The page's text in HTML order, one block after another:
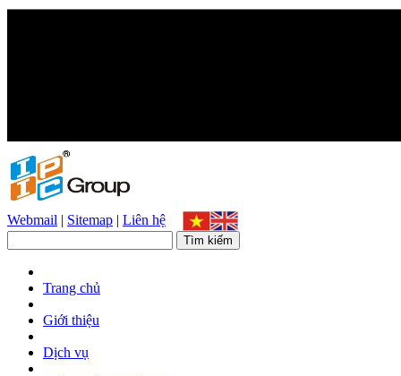
Webmail | Sitemap | Liên hệ
Trang chủ
Giới thiệu
Dịch vụ